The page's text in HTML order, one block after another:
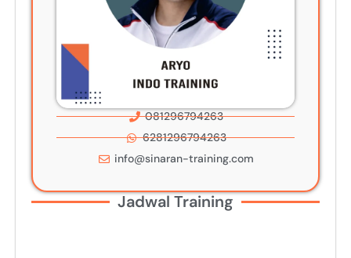
081296794263
6281296794263
info@sinaran-training.com
Jadwal Training